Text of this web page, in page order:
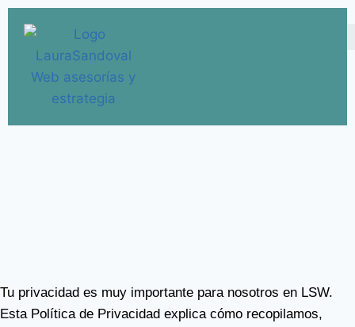
Tu privacidad es muy importante para nosotros en LSW.
Esta Política de Privacidad explica cómo recopilamos,